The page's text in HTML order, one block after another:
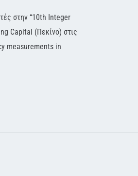
στην “10th Integer
Capital (Πεκίνο) στις
measurements in